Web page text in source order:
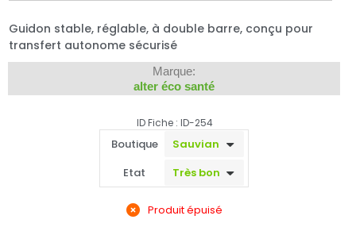
Guidon stable, réglable, à double barre, conçu pour
transfert autonome sécurisé
Marque:
alter éco santé
ID Fiche : ID-254
Boutique
Etat
Produit épuisé